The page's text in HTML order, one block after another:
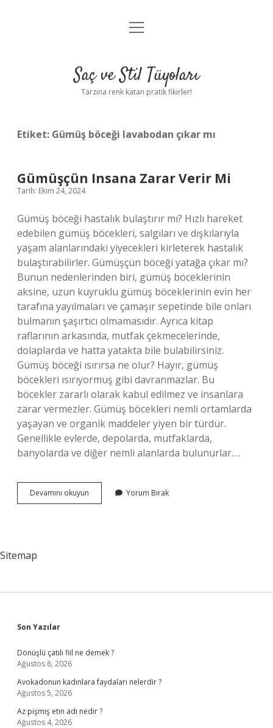
Anasayfa
Yasal Uyarı
menüyü
Saç ve Stil Tüyoları
Tarzına renk katan pratik fikirler!
Etiket: Gümüş böceği lavabodan çıkar mı
Gümüşçün Insana Zarar Verir Mi
Tarih: Ekim 24, 2024
Gümüş böceği hastalık bulaştırır mı? Hızlı hareket
edebilen gümüş böcekleri, salgıları ve dışkılarıyla
yaşam alanlarındaki yiyecekleri kirleterek hastalık
bulaştırabilirler. Gümüşçün böceği yatağa çıkar mı?
Bunun nedenlerinden biri, gümüş böceklerinin
aksine, uzun kuyruklu gümüş böceklerinin evin her
tarafına yayılmaları ve çamaşır sepetinde bile onları
bulmanın şaşırtıcı olmamasıdır. Ayrıca kitap
raflarının arkasında, mutfak çekmecelerinde,
dolaplarda ve hatta yatakta bile bulabilirsiniz.
Gümüş böceği ısırırsa ne olur? Hayır, gümüş
böcekleri ısırıyormuş gibi davranmazlar. Bu
böcekler zararlı olarak kabul edilmez ve insanlara
zarar vermezler. Gümüş böcekleri nemli ortamlarda
yaşayan ve organik maddeler yiyen bir türdür.
Genellikle evlerde, depolarda, mutfaklarda,
banyolarda ve diğer nemli alanlarda bulunurlar.…
Devamını okuyun Gümüşçün
Insana
Yorum Bırak
Sitemap
Sidebar
Son Yazılar
Dönüşlü çatılı fiil ne demek ?
Ağustos 6, 2026
Avokadonun kadınlara faydaları nelerdir ?
Ağustos 5, 2026
Az pişmiş etin adı nedir ?
Ağustos 4, 2026